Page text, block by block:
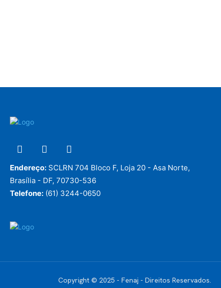
Endereço: SCLRN 704 Bloco F, Loja 20 - Asa Norte,
Brasília - DF, 70730-536
Telefone: (61) 3244-0650
Copyright © 2025 - Fenaj - Direitos Reservados.